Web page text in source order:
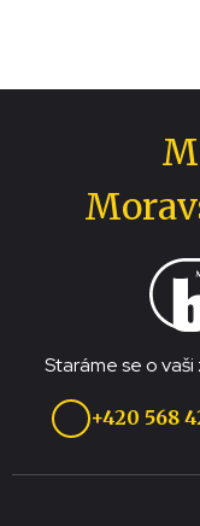
Staráme se o
+420 568